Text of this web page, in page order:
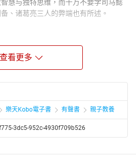
慧与独特思维，而千万不要学司马懿
、诸葛亮三人的弊端也有所述。
书画领域均有显著成就，同时还身兼
泛影响力的新一代国学领域代表人
导师。他曾参与编纂《中华人民共和
倡导 “重建信仰”，被称作 “信仰课”，
时也凭借专业的国学素养推动着传统
查看更多
樂天Kobo電子書 有聲書 親子教養
3dc5-952c-4930f709b526